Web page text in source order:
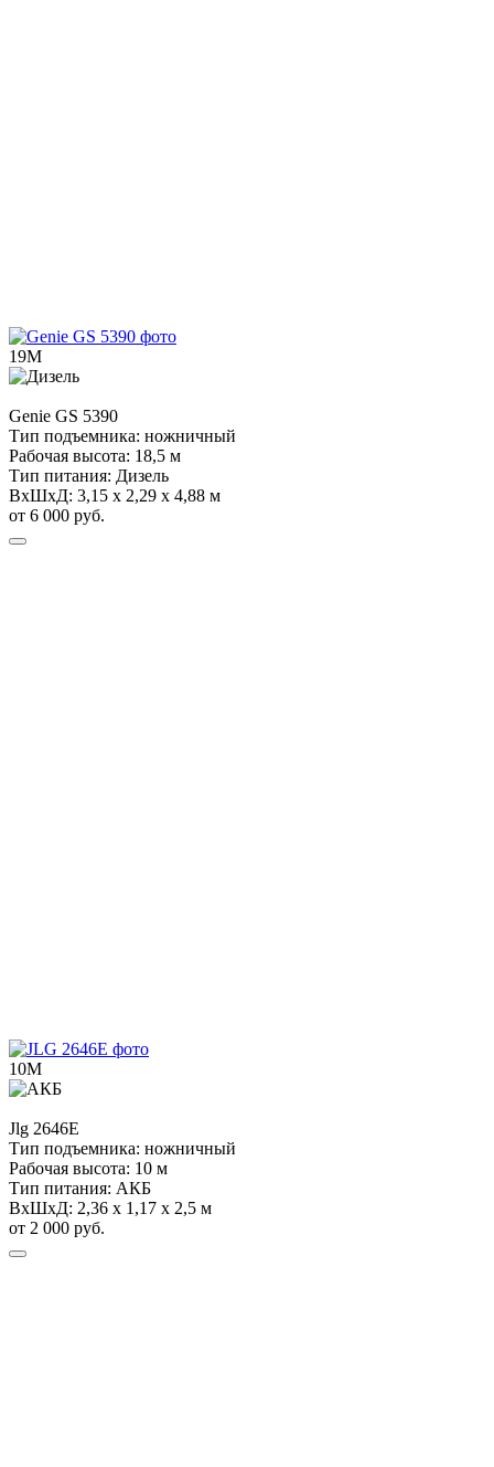
19М
Genie GS 5390
Тип подъемника: ножничный
Рабочая высота: 18,5 м
Тип питания: Дизель
ВхШхД: 3,15 х 2,29 х 4,88 м
от 6 000 руб.
10М
Jlg 2646E
Тип подъемника: ножничный
Рабочая высота: 10 м
Тип питания: АКБ
ВхШхД: 2,36 х 1,17 х 2,5 м
от 2 000 руб.